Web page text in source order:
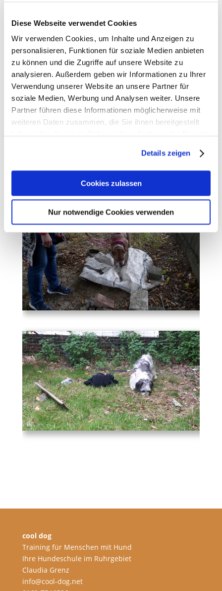
Diese Webseite verwendet Cookies
Wir verwenden Cookies, um Inhalte und Anzeigen zu
personalisieren, Funktionen für soziale Medien anbieten
zu können und die Zugriffe auf unsere Website zu
analysieren. Außerdem geben wir Informationen zu Ihrer
Verwendung unserer Website an unsere Partner für
soziale Medien, Werbung und Analysen weiter. Unsere
Partner führen diese Informationen möglicherweise mit
weiteren Daten zusammen, die Sie ihnen bereitgestellt
Cookies, wenn Sie unsere Webseite weiterhin nutzen.
Details zeigen
Cookies zulassen
Nur notwendige Cookies verwenden
cool dog
Training für Menschen mit Hund
Ihre Hundeschule im Ruhrgebiet
Claudia Grenz
info@cool-dog.net